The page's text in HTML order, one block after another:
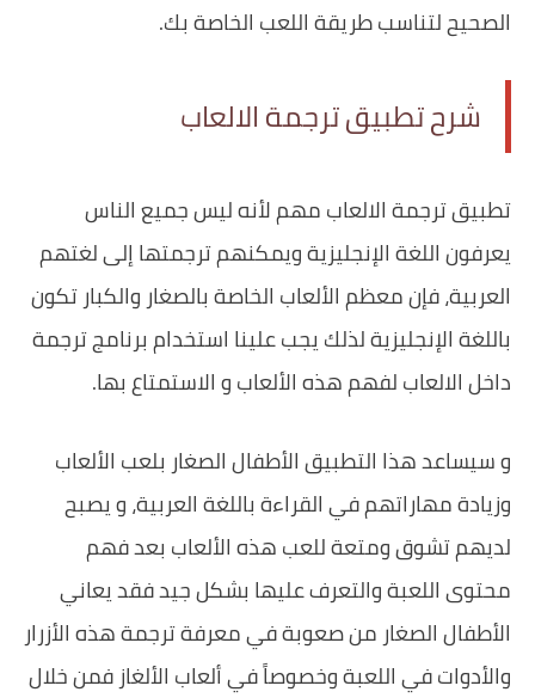
الصحيح لتناسب طريقة اللعب الخاصة بك.
شرح تطبيق ترجمة الالعاب
تطبيق ترجمة الالعاب مهم لأنه ‏ليس جميع الناس
يعرفون اللغة الإنجليزية ويمكنهم ترجمتها إلى لغتهم
العربية، فإن معظم الألعاب الخاصة بالصغار والكبار تكون
باللغة الإنجليزية لذلك يجب علينا استخدام برنامج ترجمة
داخل الالعاب لفهم هذه الألعاب و الاستمتاع بها.
و سيساعد هذا التطبيق الأطفال الصغار بلعب الألعاب
وزيادة مهاراتهم في القراءة باللغة العربية، و يصبح
لديهم تشوق ومتعة للعب هذه الألعاب بعد فهم
محتوى اللعبة والتعرف عليها بشكل جيد ‏فقد يعاني
الأطفال الصغار من صعوبة في معرفة ترجمة هذه الأزرار
والأدوات في اللعبة وخصوصاً في ألعاب الألغاز فمن خلال